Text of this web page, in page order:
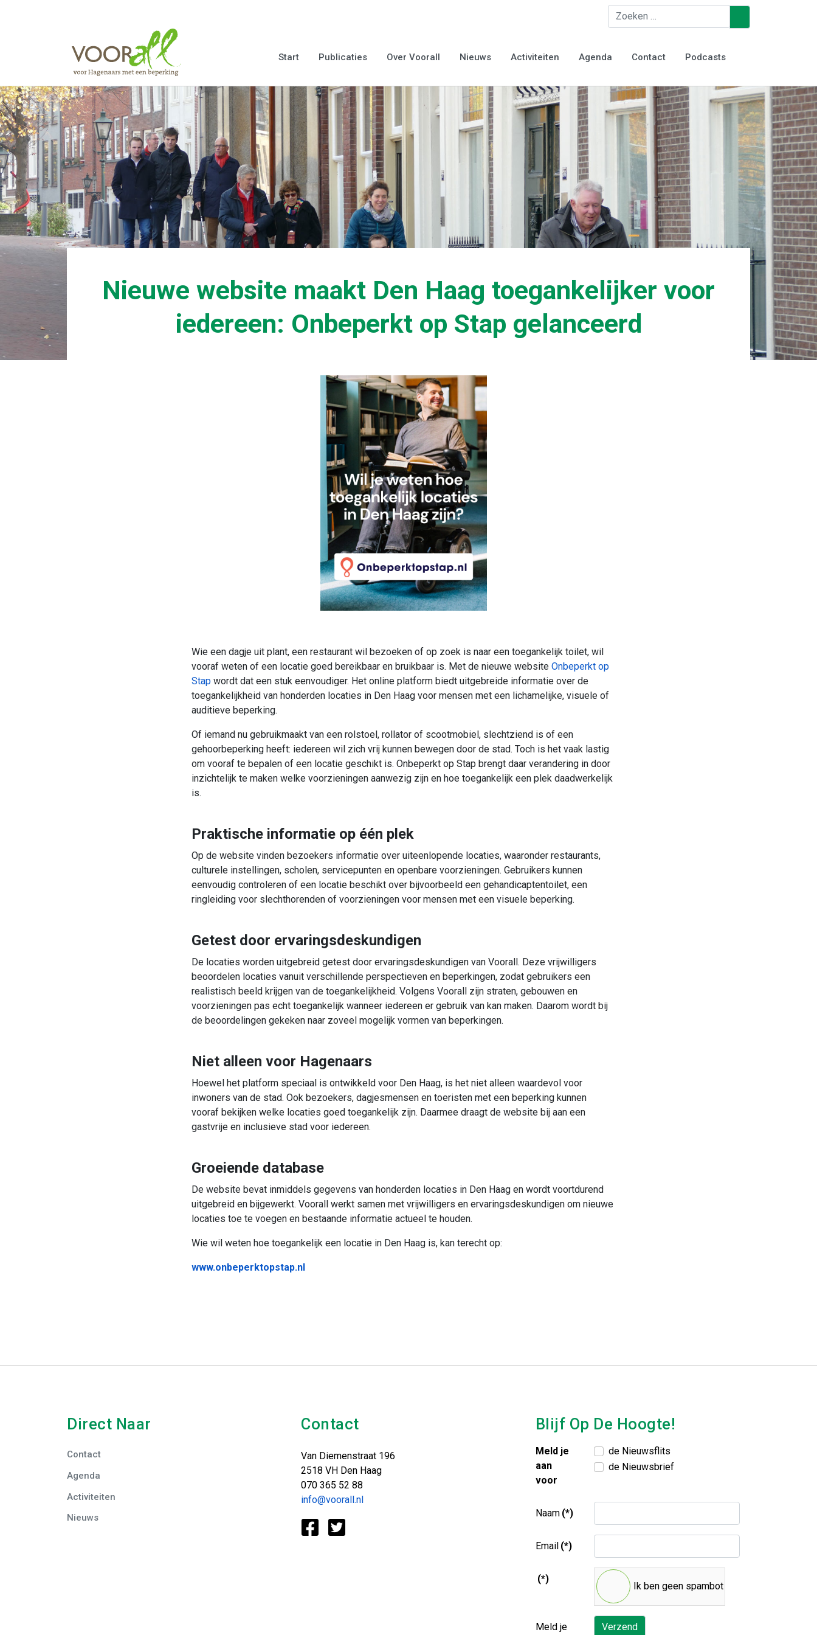
Start Publicaties Over Voorall Nieuws Activiteiten Agenda Contact Podcasts
Nieuwe website maakt Den Haag toegankelijker voor
iedereen: Onbeperkt op Stap gelanceerd
Wie een dagje uit plant, een restaurant wil bezoeken of op zoek is naar een toegankelijk toilet, wil
vooraf weten of een locatie goed bereikbaar en bruikbaar is. Met de nieuwe website Onbeperkt op
Stap wordt dat een stuk eenvoudiger. Het online platform biedt uitgebreide informatie over de
toegankelijkheid van honderden locaties in Den Haag voor mensen met een lichamelijke, visuele of
auditieve beperking.
Of iemand nu gebruikmaakt van een rolstoel, rollator of scootmobiel, slechtziend is of een
gehoorbeperking heeft: iedereen wil zich vrij kunnen bewegen door de stad. Toch is het vaak lastig
om vooraf te bepalen of een locatie geschikt is. Onbeperkt op Stap brengt daar verandering in door
inzichtelijk te maken welke voorzieningen aanwezig zijn en hoe toegankelijk een plek daadwerkelijk
is.
Praktische informatie op één plek
Op de website vinden bezoekers informatie over uiteenlopende locaties, waaronder restaurants,
culturele instellingen, scholen, servicepunten en openbare voorzieningen. Gebruikers kunnen
eenvoudig controleren of een locatie beschikt over bijvoorbeeld een gehandicaptentoilet, een
ringleiding voor slechthorenden of voorzieningen voor mensen met een visuele beperking.
Getest door ervaringsdeskundigen
De locaties worden uitgebreid getest door ervaringsdeskundigen van Voorall . Deze vrijwilligers
beoordelen locaties vanuit verschillende perspectieven en beperkingen, zodat gebruikers een
realistisch beeld krijgen van de toegankelijkheid. Volgens Voorall zijn straten, gebouwen en
voorzieningen pas echt toegankelijk wanneer iedereen er gebruik van kan maken. Daarom wordt bij
de beoordelingen gekeken naar zoveel mogelijk vormen van beperkingen.
Niet alleen voor Hagenaars
Hoewel het platform speciaal is ontwikkeld voor Den Haag, is het niet alleen waardevol voor
inwoners van de stad. Ook bezoekers, dagjesmensen en toeristen met een beperking kunnen
vooraf bekijken welke locaties goed toegankelijk zijn. Daarmee draagt de website bij aan een
gastvrije en inclusieve stad voor iedereen.
Groeiende database
De website bevat inmiddels gegevens van honderden locaties in Den Haag en wordt voortdurend
uitgebreid en bijgewerkt. Voorall werkt samen met vrijwilligers en ervaringsdeskundigen om nieuwe
locaties toe te voegen en bestaande informatie actueel te houden.
Wie wil weten hoe toegankelijk een locatie in Den Haag is, kan terecht op:
www.onbeperktopstap.nl
Direct Naar
Contact
Agenda
Activiteiten
Nieuws
Contact
Van Diemenstraat 196
2518 VH Den Haag
070 365 52 88
info@voorall.nl
Blijf Op De Hoogte!
Meld je
aan
voor
de Nieuwsflits
de Nieuwsbrief
Naam (*)
Email (*)
(*)
Ik ben geen spambot
Meld je Verzend